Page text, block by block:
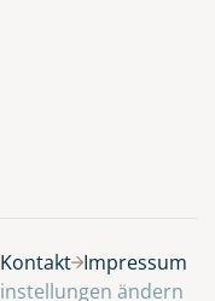
Kontakt Impressum
ändern